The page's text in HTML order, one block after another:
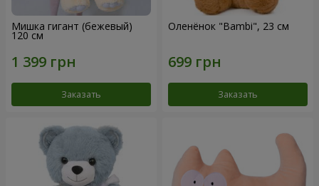
Мишка гигант (бежевый)
120 см
Заказать
Оленёнок "Bambi", 23 см
Заказать